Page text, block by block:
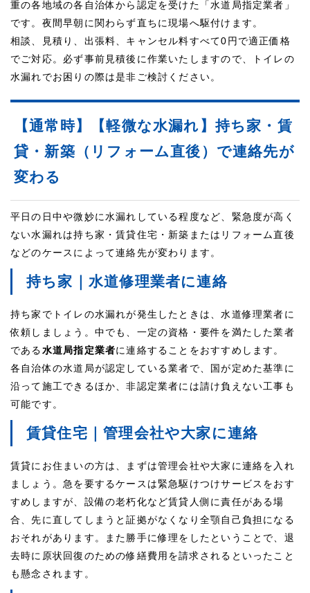
重の各地域の各自治体から認定を受けた「水道局指定業者」
です。夜間早朝に関わらず直ちに現場へ駆付けます。
相談、見積り、出張料、キャンセル料すべて0円で適正価格
でご対応。必ず事前見積後に作業いたしますので、トイレの
水漏れでお困りの際は是非ご検討ください。
【通常時】【軽微な水漏れ】持ち家・賃
貸・新築（リフォーム直後）で連絡先が
変わる
平日の日中や微妙に水漏れしている程度など、緊急度が高く
ない水漏れは持ち家・賃貸住宅・新築またはリフォーム直後
などのケースによって連絡先が変わります。
持ち家｜水道修理業者に連絡
持ち家でトイレの水漏れが発生したときは、水道修理業者に
依頼しましょう。中でも、一定の資格・要件を満たした業者
である水道局指定業者に連絡することをおすすめします。
各自治体の水道局が認定している業者で、国が定めた基準に
沿って施工できるほか、非認定業者には請け負えない工事も
可能です。
賃貸住宅｜管理会社や大家に連絡
賃貸にお住まいの方は、まずは管理会社や大家に連絡を入れ
ましょう。急を要するケースは緊急駆けつけサービスをおす
すめしますが、設備の老朽化など賃貸人側に責任がある場
合、先に直してしまうと証拠がなくなり全顎自己負担になる
おそれがあります。また勝手に修理をしたということで、退
去時に原状回復のための修繕費用を請求されるといったこと
も懸念されます。